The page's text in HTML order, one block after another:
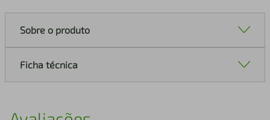
Sobre o produto
Ficha técnica